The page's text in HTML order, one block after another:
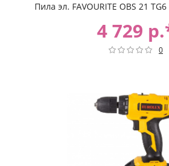
Пила эл. FAVOURITE OBS 21
4 729
0